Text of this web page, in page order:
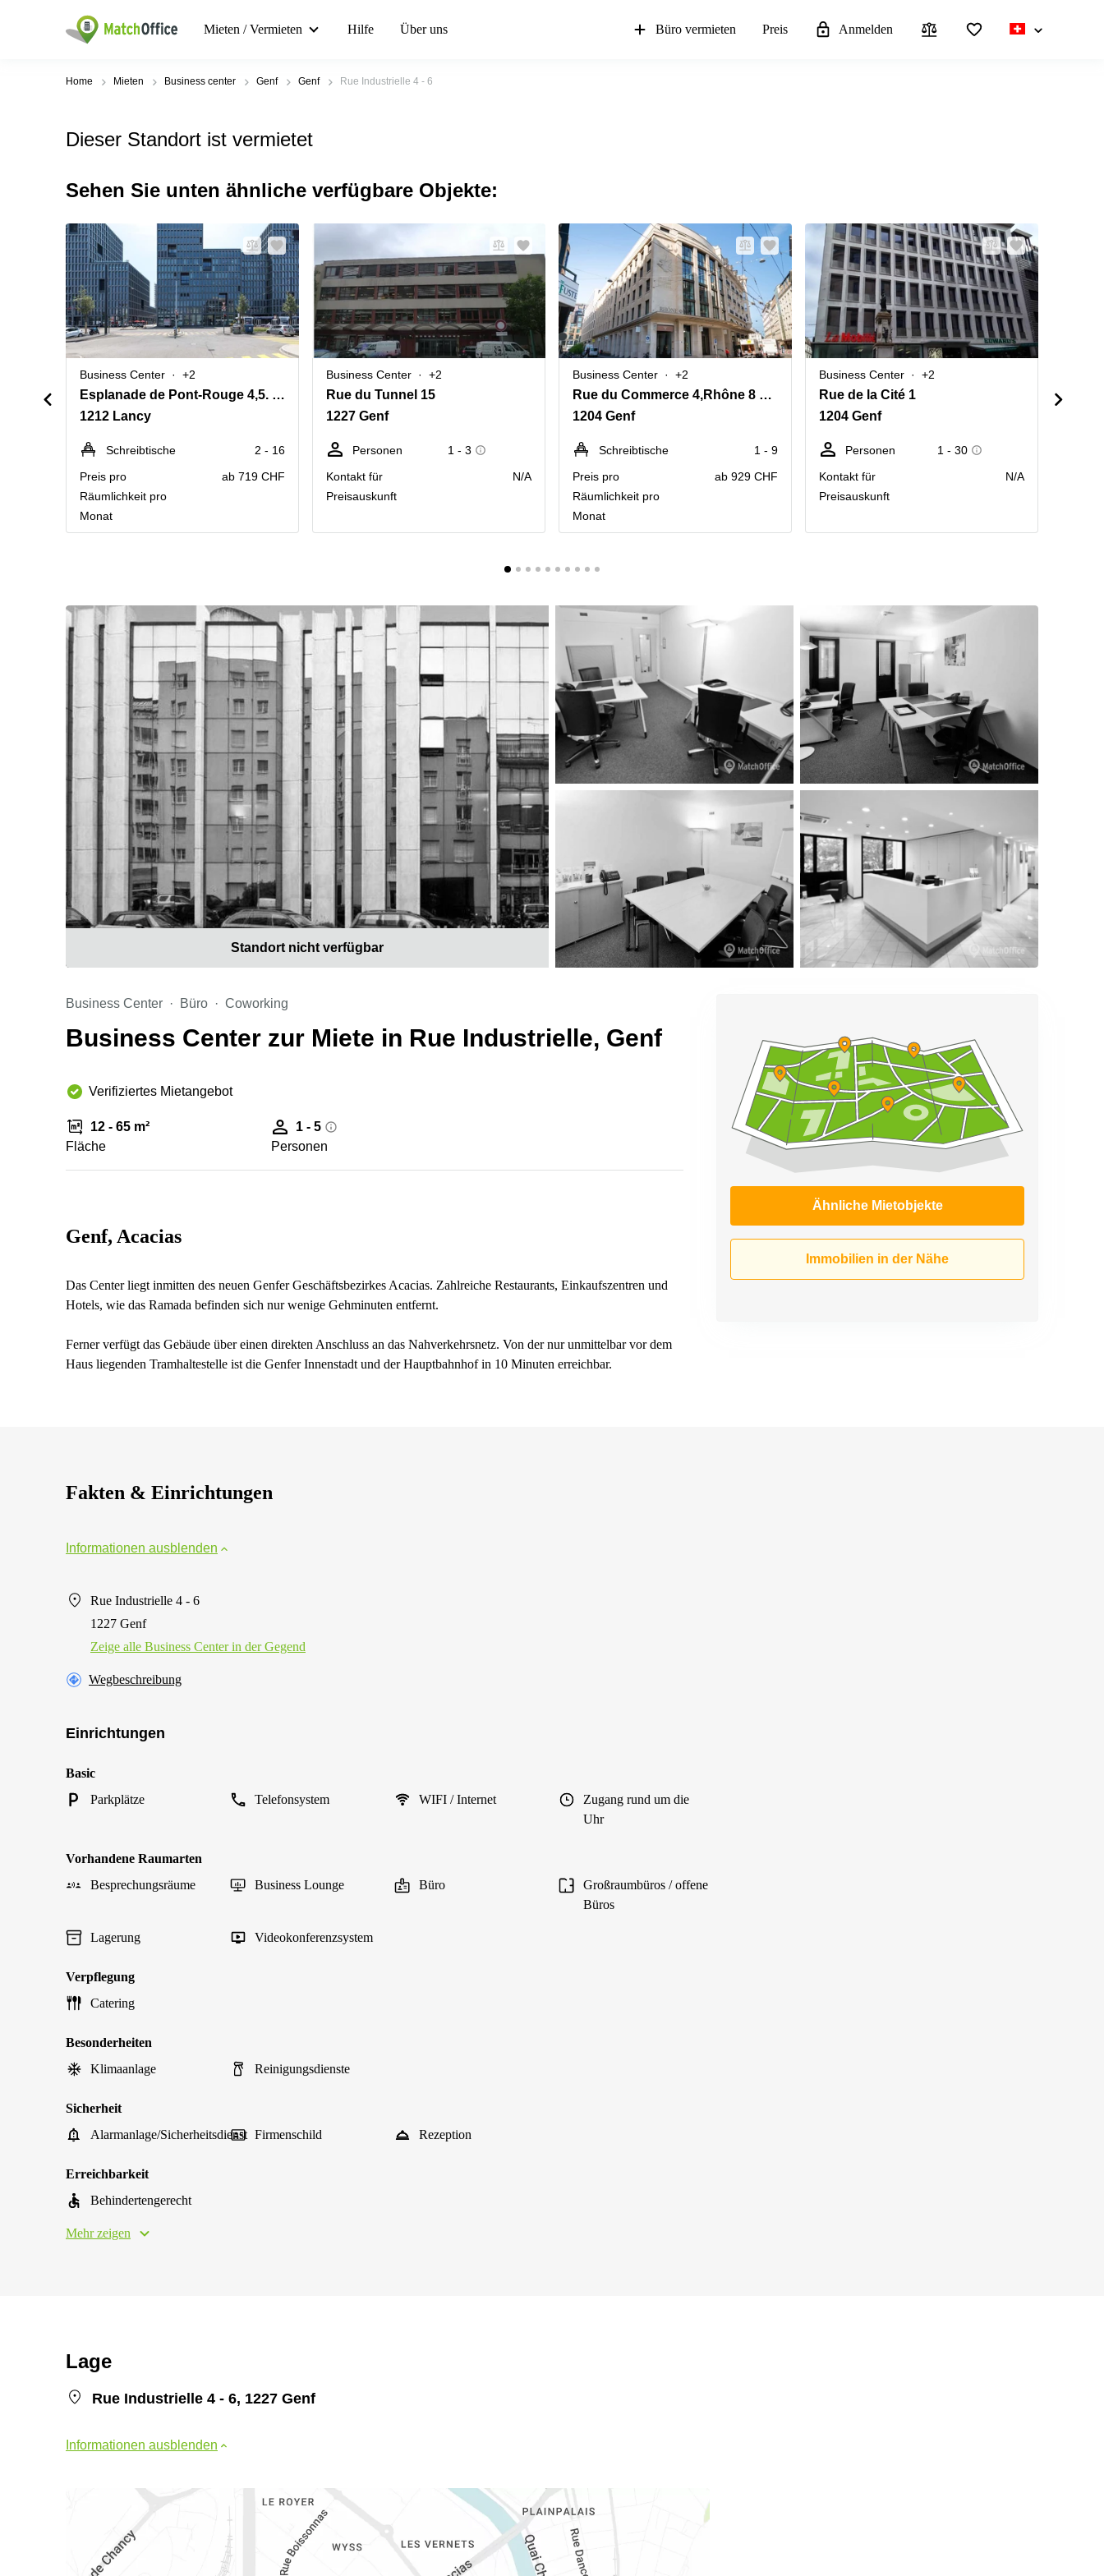
Mieten / Vermieten Hilfe Über uns Büro vermieten Preis Anmelden
Home Mieten Business center Genf Genf Rue Industrielle 4 - 6
Dieser Standort ist vermietet
Sehen Sie unten ähnliche verfügbare Objekte:
Business Center +2
Esplanade de Pont-Rouge 4,5. Stock
1212 Lancy
Schreibtische
2 - 16
Preis pro
Räumlichkeit pro
Monat
ab 719 CHF
Business Center +2
Rue du Tunnel 15
1227 Genf
Personen
1 - 3
Kontakt für
Preisauskunft
N/A
Business Center +2
Rue du Commerce 4,Rhône 8 Building, 2. Stock,2. Stock
1204 Genf
Schreibtische
1 - 9
Preis pro
Räumlichkeit pro
Monat
ab 929 CHF
Business Center +2
Rue de la Cité 1
1204 Genf
Personen
1 - 30
Kontakt für
Preisauskunft
N/A
Standort nicht verfügbar
Business Center Büro Coworking
Business Center zur Miete in Rue Industrielle, Genf
Verifiziertes Mietangebot
12 - 65 m²
Fläche
1 - 5
Personen
Ähnliche Mietobjekte
Immobilien in der Nähe
Genf, Acacias
Das Center liegt inmitten des neuen Genfer Geschäftsbezirkes Acacias. Zahlreiche Restaurants, Einkaufszentren und
Hotels, wie das Ramada befinden sich nur wenige Gehminuten entfernt.
Ferner verfügt das Gebäude über einen direkten Anschluss an das Nahverkehrsnetz. Von der nur unmittelbar vor dem
Haus liegenden Tramhaltestelle ist die Genfer Innenstadt und der Hauptbahnhof in 10 Minuten erreichbar.
Fakten & Einrichtungen
Informationen ausblenden
Rue Industrielle 4 - 6
1227 Genf
Zeige alle Business Center in der Gegend
Wegbeschreibung
Einrichtungen
Basic
Parkplätze
Telefonsystem WIFI / Internet
Zugang rund um die
Uhr
Vorhandene Raumarten
Besprechungsräume
Business Lounge Büro
Großraumbüros / offene
Büros
Lagerung Videokonferenzsystem
Verpflegung
Catering
Besonderheiten
Klimaanlage
Reinigungsdienste
Sicherheit
Alarmanlage/Sicherheitsdienst Firmenschild Rezeption
Erreichbarkeit
Behindertengerecht
Mehr zeigen
Lage
Rue Industrielle 4 - 6, 1227 Genf
Informationen ausblenden